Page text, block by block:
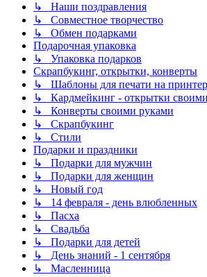
↳ Наши поздравления
↳ Совместное творчество
↳ Обмен подарками
Подарочная упаковка
↳ Упаковка подарков
Скрапбукинг, открытки, конверты
↳ Шаблоны для печати на
↳ Кардмейкинг - открытки
↳ Конверты своими руками
↳ Скрапбукинг
↳ Стили
Подарки и праздники
↳ Подарки для мужчин
↳ Подарки для женщин
↳ Новый год
↳ 14 февраля - день влюбленных
↳ Пасха
↳ Свадьба
↳ Подарки для детей
↳ День знаний - 1 сентября
↳ Масленница